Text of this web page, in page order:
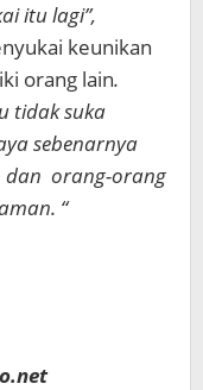
itu lagi”,
keunikan
orang lain.
tidak suka
sebenarnya
dan orang-orang
“